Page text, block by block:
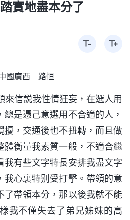
實地盡本分了
國廣西 路恒
來信説我性情狂妄，在選人用
總是憑己意選用不合適的人，
擾，交通後也不扭轉，而且做
體衡量我素質一般，不適合繼
我有些文字特長安排我盡文字
我心裏特别受打擊。帶領的意
了帶領本分，那以後我就不能
我不僅失去了弟兄姊妹的高